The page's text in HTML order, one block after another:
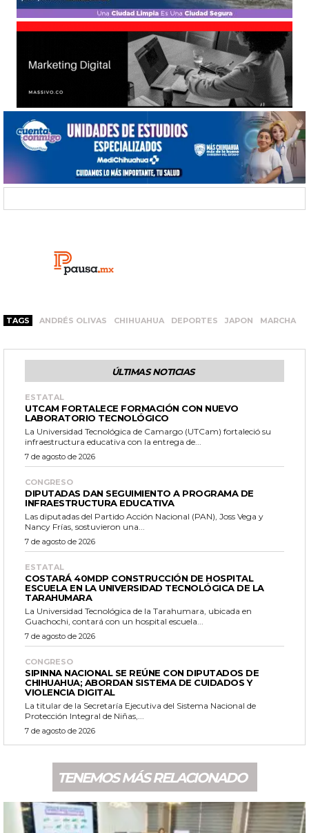
TAGS ANDRÉS OLIVAS CHIHUAHUA DEPORTES JAPON MARCHA
ÚLTIMAS NOTICIAS
ESTATAL
UTCAM FORTALECE FORMACIÓN CON NUEVO
LABORATORIO TECNOLÓGICO
La Universidad Tecnológica de Camargo (UTCam) fortaleció su
infraestructura educativa con la entrega de...
7 de agosto de 2026
CONGRESO
DIPUTADAS DAN SEGUIMIENTO A PROGRAMA DE
INFRAESTRUCTURA EDUCATIVA
Las diputadas del Partido Acción Nacional (PAN), Joss Vega y
Nancy Frías, sostuvieron una...
7 de agosto de 2026
ESTATAL
COSTARÁ 40MDP CONSTRUCCIÓN DE HOSPITAL
ESCUELA EN LA UNIVERSIDAD TECNOLÓGICA DE LA
TARAHUMARA
La Universidad Tecnológica de la Tarahumara, ubicada en
Guachochi, contará con un hospital escuela...
7 de agosto de 2026
CONGRESO
SIPINNA NACIONAL SE REÚNE CON DIPUTADOS DE
CHIHUAHUA; ABORDAN SISTEMA DE CUIDADOS Y
VIOLENCIA DIGITAL
La titular de la Secretaría Ejecutiva del Sistema Nacional de
Protección Integral de Niñas,...
7 de agosto de 2026
TENEMOS MÁS RELACIONADO